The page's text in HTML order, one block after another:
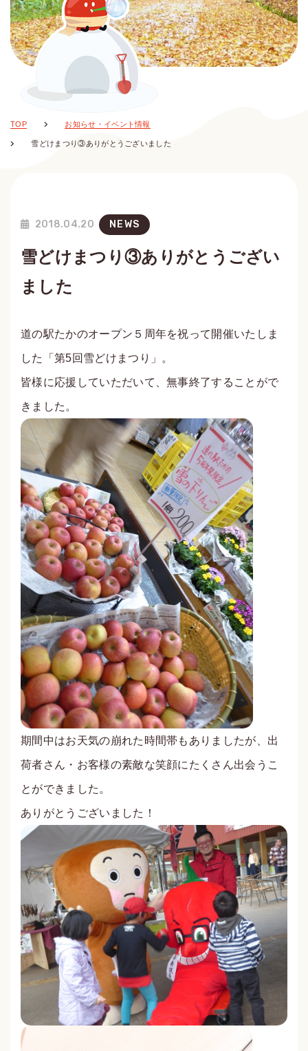
TOP お知らせ・イベント情報
雪どけまつり③ありがとうございました
2018.04.20 NEWS
雪どけまつり③ありがとうござい
ました
道の駅たかのオープン５周年を祝って開催いたしま
した「第5回雪どけまつり」。
皆様に応援していただいて、無事終了することがで
きました。
期間中はお天気の崩れた時間帯もありましたが、出
荷者さん・お客様の素敵な笑顔にたくさん出会うこ
とができました。
ありがとうございました！